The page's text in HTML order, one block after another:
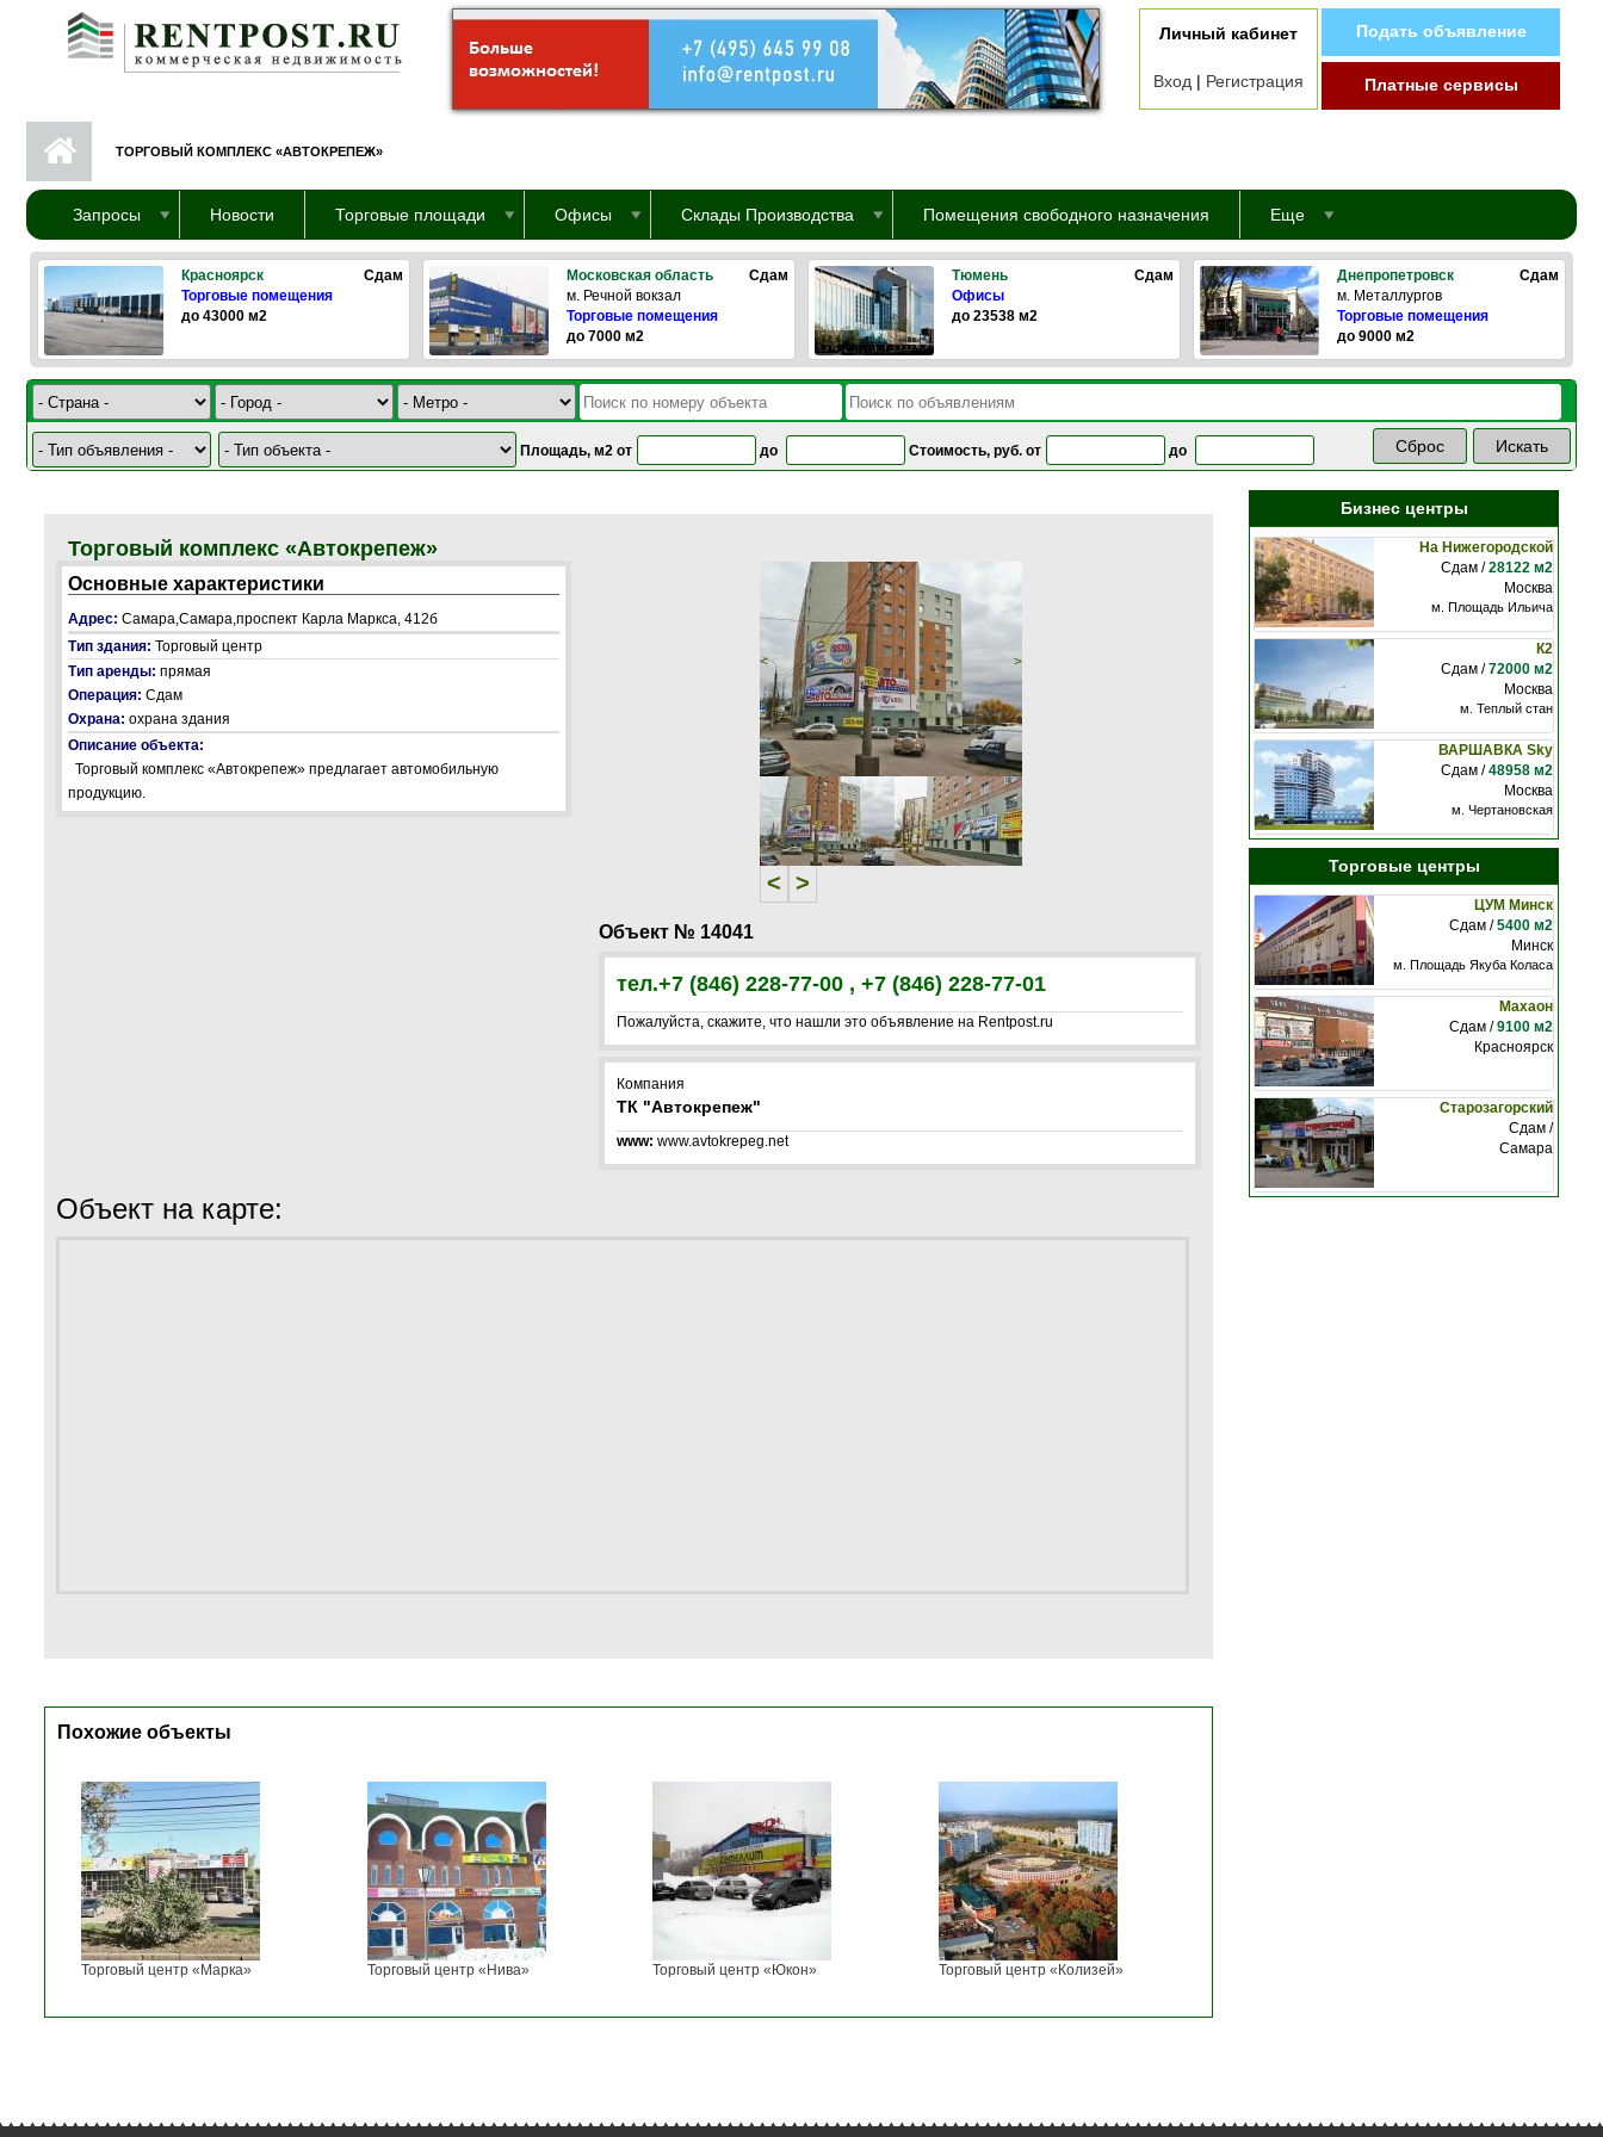
Перейти к основному содержанию
Личный кабинет
Вход | Регистрация
Подать объявление
Платные сервисы
ТОРГОВЫЙ КОМПЛЕКС «АВТОКРЕПЕЖ»
Запросы Новости Торговые площади Офисы Склады Производства Помещения свободного назначения Еще
Красноярск
Сдам
Торговые помещения
до 43000 м2
Московская область
Сдам
м. Речной вокзал
Торговые помещения
до 7000 м2
Тюмень
Сдам
Офисы
до 23538 м2
Днепропетровск
Сдам
м. Металлургов
Торговые помещения
до 9000 м2
Площадь, м2 от до Стоимость, руб. от до
< >
< >
Объект № 14041
тел.+7 (846) 228-77-00 , +7 (846) 228-77-01
Пожалуйста, скажите, что нашли это объявление на Rentpost.ru
Компания
ТК "Автокрепеж"
www: www.avtokrepeg.net
Торговый комплекс «Автокрепеж»
Основные характеристики
Адрес: Самара,Самара,проспект Карла Маркса, 412б
Тип здания: Торговый центр
Тип аренды: прямая
Операция: Сдам
Охрана: охрана здания
Описание объекта:
Торговый комплекс «Автокрепеж» предлагает автомобильную
продукцию.
Объект на карте:
Похожие объекты
Торговый центр «Марка» Торговый центр «Нива» Торговый центр «Юкон» Торговый центр «Колизей»
Бизнес центры
На Нижегородской
Сдам /28122 м2
Москва
м. Площадь Ильича
К2
Сдам /72000 м2
Москва
м. Теплый стан
ВАРШАВКА Sky
Сдам /48958 м2
Москва
м. Чертановская
Торговые центры
ЦУМ Минск
Сдам /5400 м2
Минск
м. Площадь Якуба Коласа
Махаон
Сдам /9100 м2
Красноярск
Старозагорский
Сдам /
Самара